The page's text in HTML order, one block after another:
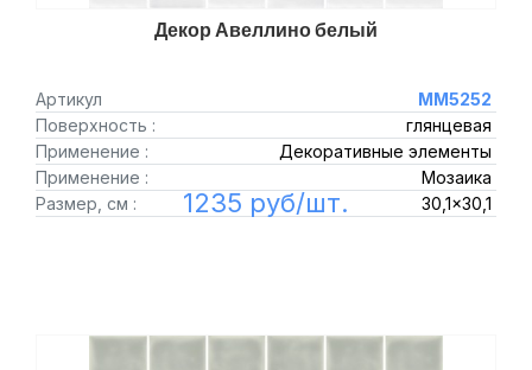
Декор Авеллино белый
Артикул
MM5252
Поверхность :
глянцевая
Применение :
Декоративные элементы
Применение :
Мозаика
Размер, см :
30,1x30,1
1235 руб/шт.